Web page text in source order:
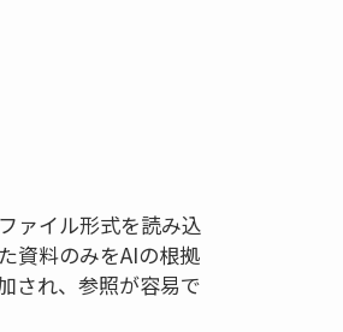
ァイル形式を読み込
資料のみをAIの根拠
され、参照が容易で